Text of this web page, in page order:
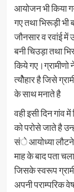
आयोजन भी किया
गए तथा भिरूड़ी भी
जौनसार व रवांई में
बनी चिउड़ा तथा
किये गए।ग्रामीणो
त्योैहार है जिसे
के साथ मनाते है
वही इसी दिन गांव
को परोसे जाते है
संे आयोध्या लौटने
माह के बाद पता
जिसके स्वरूप
अपनी पराम्परिक